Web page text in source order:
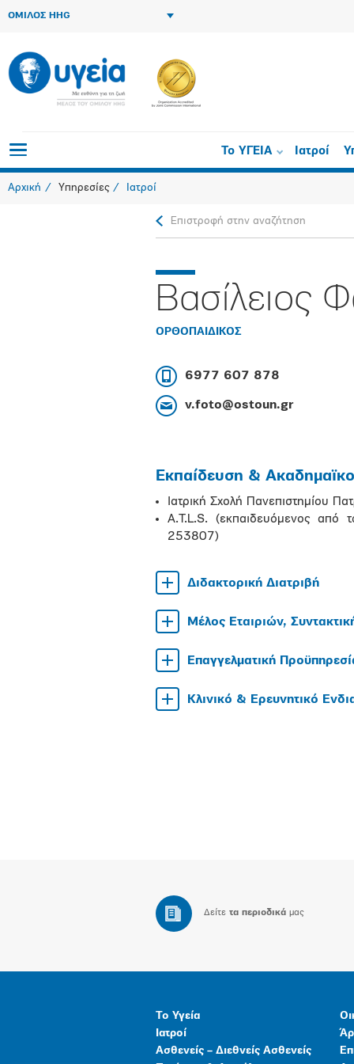
ΟΜΙΛΟΣ HHG
Το ΥΓΕΙΑ Ιατροί
Αρχική Υπηρεσίες Ιατροί
Επιστροφή στην αναζήτηση
Βασίλειος
ΟΡΘΟΠAIΔΙΚΟΣ
6977 607 878
v.foto@ostoun.gr
Εκπαίδευση &
Ιατρική Σχολή Πανεπιστημίου
A.T.L.S. (εκπαιδευόμενος
253807)
Διδακτορική Διατριβή
Μέλος Εταιριών,
Επαγγελματική
Κλινικό & Ερευνητικό
Δείτε τα περιοδικά μας
Το Υγεία
Ιατροί
Ασθενείς – Διεθνείς Ασθενείς